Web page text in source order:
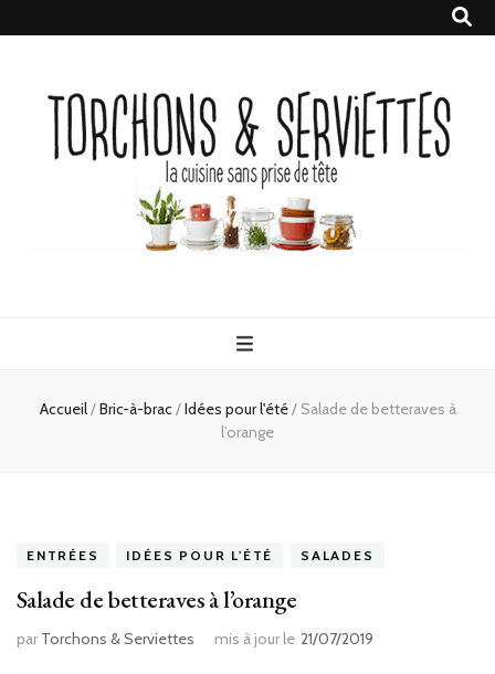
Serviettes
Accueil/Bric-à-brac/Idées pour l'été/ Salade de betteraves à
l’orange
ENTRÉES IDÉES POUR L'ÉTÉ SALADES
Salade de betteraves à l’orange
par Torchons & Serviettes mis à jour le 21/07/2019